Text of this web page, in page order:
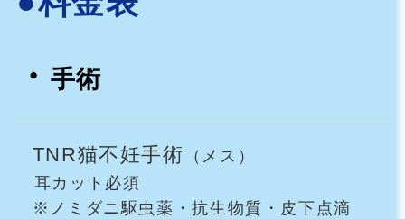
・ 手術
TNR猫不妊手術 （メス）
耳カット必須
※ノミダニ駆虫薬・抗生物質・皮下点滴